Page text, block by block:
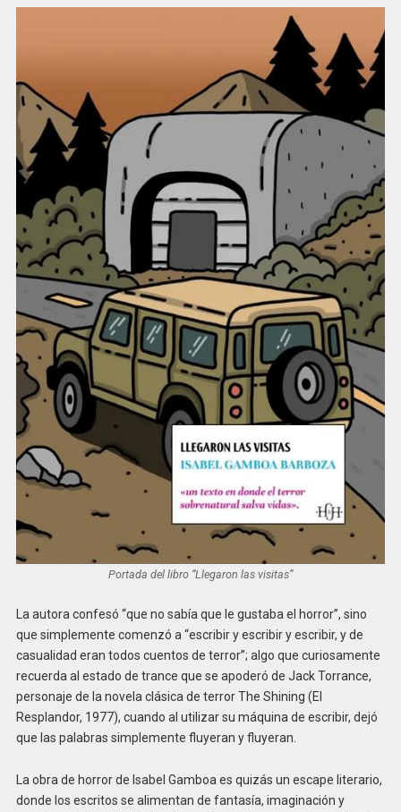
Portada del libro “Llegaron las visitas”
La autora confesó “que no sabía que le gustaba el horror”, sino
que simplemente comenzó a “escribir y escribir y escribir, y de
casualidad eran todos cuentos de terror”; algo que curiosamente
recuerda al estado de trance que se apoderó de Jack Torrance,
personaje de la novela clásica de terror The Shining (El
Resplandor, 1977), cuando al utilizar su máquina de escribir, dejó
que las palabras simplemente fluyeran y fluyeran.
La obra de horror de Isabel Gamboa es quizás un escape literario,
donde los escritos se alimentan de fantasía, imaginación y